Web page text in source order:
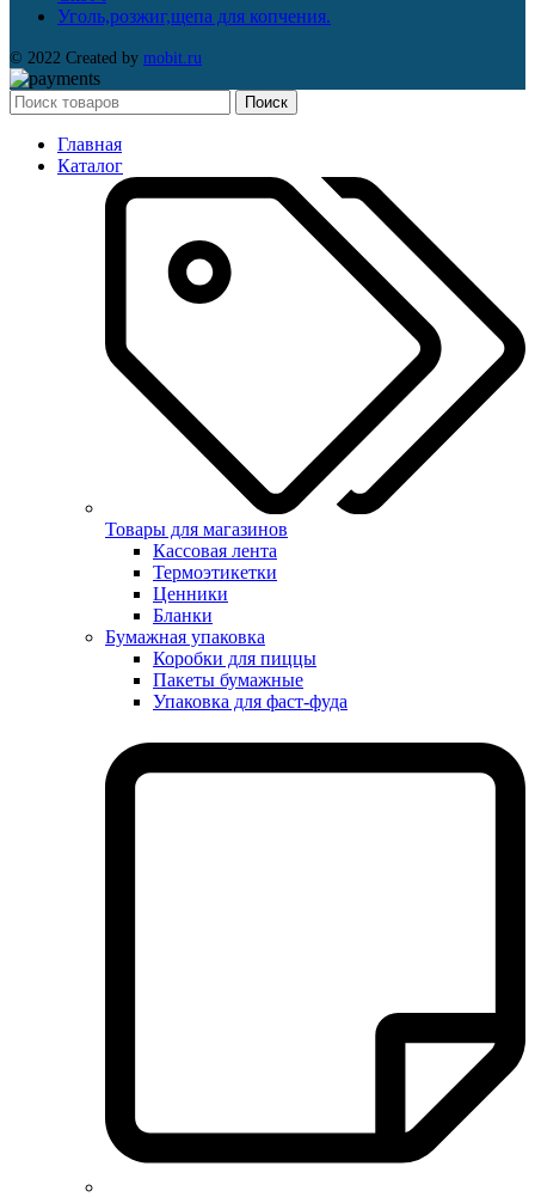
Уголь,розжиг,щепа для копчения.
© 2022 Created by mobit.ru
Поиск
Главная
Каталог
Товары для магазинов
Кассовая лента
Термоэтикетки
Ценники
Бланки
Бумажная упаковка
Коробки для пиццы
Пакеты бумажные
Упаковка для фаст-фуда